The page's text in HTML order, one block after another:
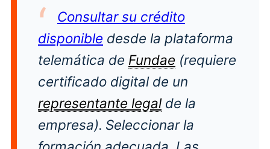
Consultar su crédito
disponible desde la plataforma
telemática de Fundae (requiere
certificado digital de un
representante legalde la
empresa). Seleccionar la